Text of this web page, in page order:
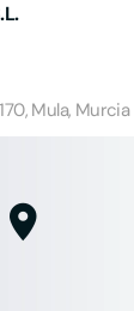
Mula, Murcia